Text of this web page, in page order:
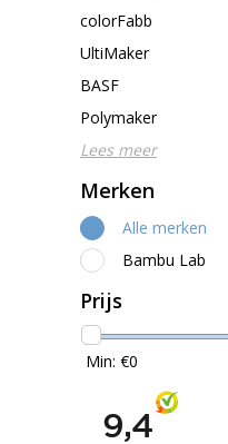
colorFabb
UltiMaker
BASF
Polymaker
Lees meer
Merken
Alle merken
Bambu Lab
Prijs
Min: €0